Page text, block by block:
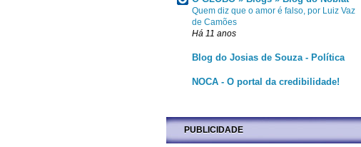
Quem diz que o amor é falso, por Luiz Vaz
de Camões
Há 11 anos
Blog do Josias de Souza - Política
NOCA - O portal da credibilidade!
PUBLICIDADE